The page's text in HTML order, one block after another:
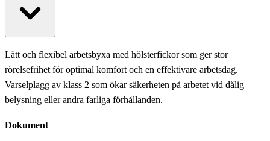
Lätt och flexibel arbetsbyxa med hölsterfickor som ger stor
rörelsefrihet för optimal komfort och en effektivare arbetsdag.
Varselplagg av klass 2 som ökar säkerheten på arbetet vid dålig
belysning eller andra farliga förhållanden.
Dokument